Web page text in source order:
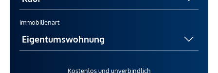
Immobilienart
Kostenlos und unverbindlich